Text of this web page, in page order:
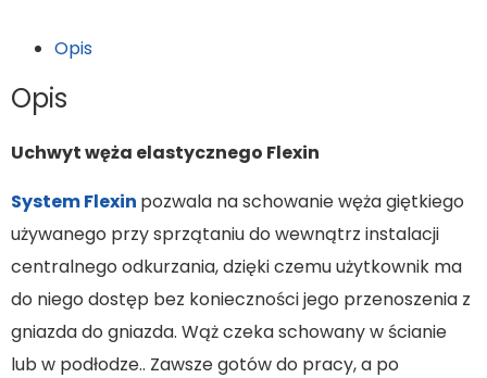
Opis
Opis
Uchwyt węża elastycznego Flexin
System Flexin pozwala na schowanie węża giętkiego
używanego przy sprzątaniu do wewnątrz instalacji
centralnego odkurzania, dzięki czemu użytkownik ma
do niego dostęp bez konieczności jego przenoszenia z
gniazda do gniazda. Wąż czeka schowany w ścianie
lub w podłodze.. Zawsze gotów do pracy, a po